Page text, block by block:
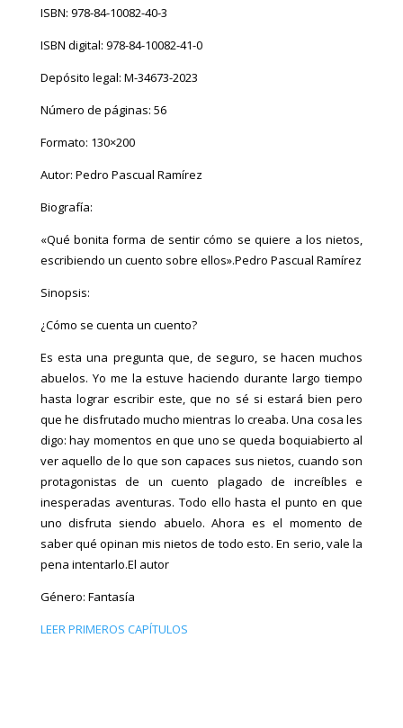
cantidad
ISBN: 978-84-10082-40-3
ISBN digital: 978-84-10082-41-0
Depósito legal: M-34673-2023
Número de páginas: 56
Formato: 130×200
Autor: Pedro Pascual Ramírez
Biografía:
«Qué bonita forma de sentir cómo se quiere a los nietos,
escribiendo un cuento sobre ellos».Pedro Pascual Ramírez
Sinopsis:
¿Cómo se cuenta un cuento?
Es esta una pregunta que, de seguro, se hacen muchos
abuelos. Yo me la estuve haciendo durante largo tiempo
hasta lograr escribir este, que no sé si estará bien pero
que he disfrutado mucho mientras lo creaba. Una cosa les
digo: hay momentos en que uno se queda boquiabierto al
ver aquello de lo que son capaces sus nietos, cuando son
protagonistas de un cuento plagado de increíbles e
inesperadas aventuras. Todo ello hasta el punto en que
uno disfruta siendo abuelo. Ahora es el momento de
saber qué opinan mis nietos de todo esto. En serio, vale la
pena intentarlo.El autor
Género: Fantasía
LEER PRIMEROS CAPÍTULOS